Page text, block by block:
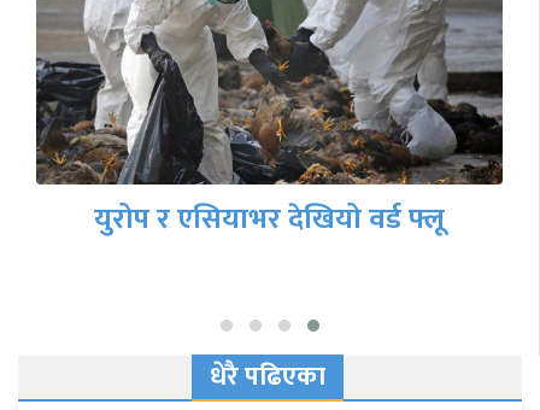
युरोप र एसियाभर देखियो वर्ड फ्लू
धेरै पढिएका